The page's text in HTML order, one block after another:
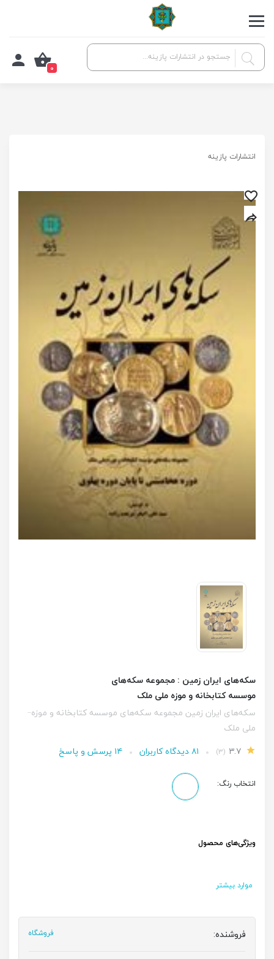
0
انتشارات پازینه
سکه‌های ایران زمین : مجموعه سکه‌های
موسسه کتابخانه و موزه ملی ملک
سکه‌های ایران زمین مجموعه سکه‌های موسسه کتابخانه و موزه
ملی ملک
(۳) ۸۱ دیدگاه کاربران ۱۴ پرسش و پاسخ
انتخاب رنگ:
ویژگی‌های محصول
موارد بیشتر
فروشنده: فروشگاه